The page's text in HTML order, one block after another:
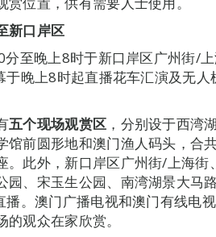
新口岸区
至晚上8时于新口岸区广州街/
于晚上8时起直播花车汇演及无
五个现场观赏区 ，分别设于西湾
馆前圆形地和澳门渔人码头，合
。此外，新口岸区广州街/上海
园、宋玉生公园、南湾湖景大马
播。澳门广播电视和澳门有线电
观众在家欣赏。